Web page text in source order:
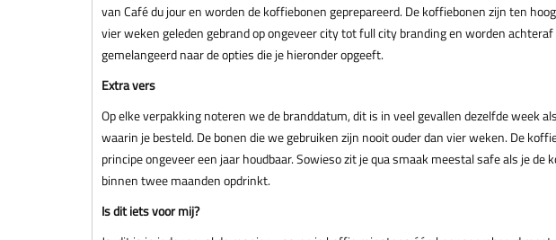
van Café du jour en worden de koffiebonen geprepareerd. De koffiebonen zijn ten
vier weken geleden gebrand op ongeveer city tot full city branding en worden achteraf
gemelangeerd naar de opties die je hieronder opgeeft.
Extra vers
Op elke verpakking noteren we de branddatum, dit is in veel gevallen dezelfde week als
waarin je besteld. De bonen die we gebruiken zijn nooit ouder dan vier weken. De
principe ongeveer een jaar houdbaar. Sowieso zit je qua smaak meestal safe als je de
binnen twee maanden opdrinkt.
Is dit iets voor mij?